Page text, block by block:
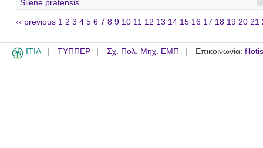
Silene pratensis
‹‹ previous 1 2 3 4 5 6 7 8 9 10 11 12 13 14 15 16 17 18 19 20 21
ITIA ΤΥΠΠΕΡ Σχ. Πολ. Μηχ. ΕΜΠ Επικοινωνία: